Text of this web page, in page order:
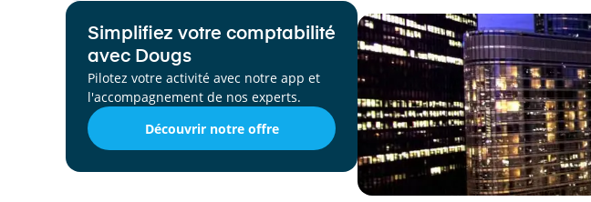
Simplifiez votre comptabilité
avec Dougs
Pilotez votre activité avec notre app et
l'accompagnement de nos experts.
Découvrir notre offre